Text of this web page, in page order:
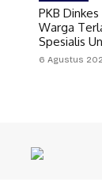
PKB
Warga
Spesialis
6 Agustus